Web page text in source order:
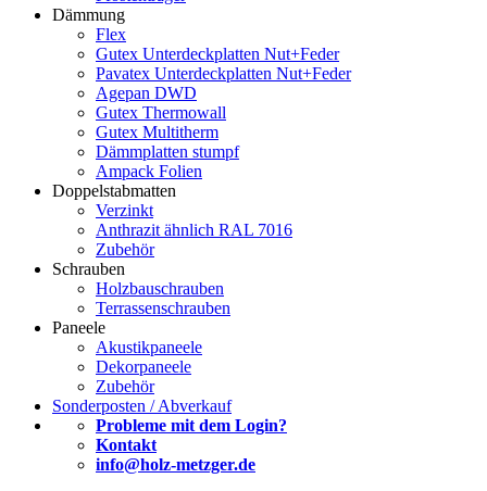
Dämmung
Flex
Gutex Unterdeckplatten Nut+Feder
Pavatex Unterdeckplatten Nut+Feder
Agepan DWD
Gutex Thermowall
Gutex Multitherm
Dämmplatten stumpf
Ampack Folien
Doppelstabmatten
Verzinkt
Anthrazit ähnlich RAL 7016
Zubehör
Schrauben
Holzbauschrauben
Terrassenschrauben
Paneele
Akustikpaneele
Dekorpaneele
Zubehör
Sonderposten / Abverkauf
Probleme mit dem Login?
Kontakt
info@holz-metzger.de